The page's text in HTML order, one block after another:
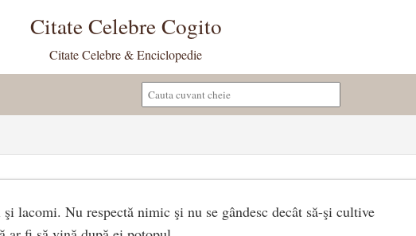
Citate Celebre Cogito
Citate Celebre & Enciclopedie
lacomi. Nu respectă nimic şi nu se gândesc decât să-şi cultive